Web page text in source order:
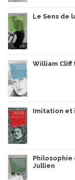
Le Sens de
William Cliff
Imitation et
Philosophie
Jullien